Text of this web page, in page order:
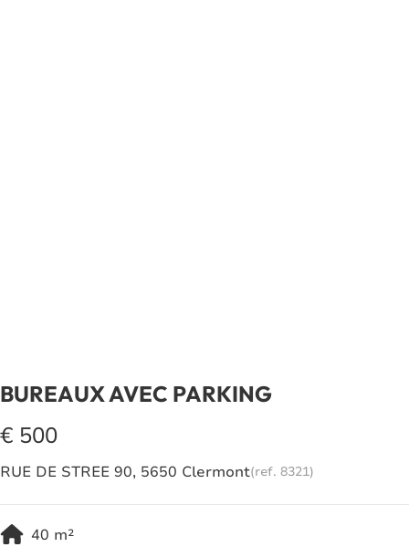
BUREAUX AVEC PARKING
€ 500
RUE DE STREE 90, 5650 Clermont(ref. 8321)
40 m²